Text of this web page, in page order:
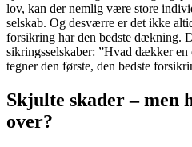
lov, kan der nemlig være store
selskab. Og desværre er det ikke
forsikring har den bedste dækning.
sikringsselskaber: ”Hvad dækker
tegner den første, den bedste
Skjulte skader – men
over?